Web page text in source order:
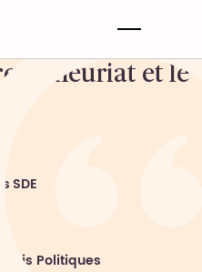
et le
SDE
Politiques